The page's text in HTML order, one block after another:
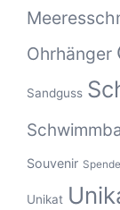
Ohrhänger
Sandguss
Souvenir Spende
Unikat